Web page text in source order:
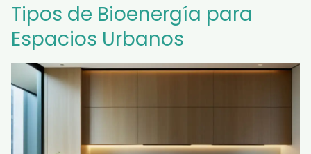
Tipos de Bioenergía para
Espacios Urbanos